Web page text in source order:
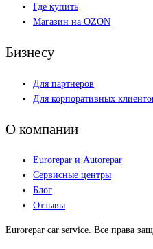
Где купить
Магазин на OZON
Бизнесу
Для партнеров
Для корпоративных
О компании
Eurorepar и Autorepar
Сервисные центры
Блог
Отзывы
Eurorepar car service. Все права